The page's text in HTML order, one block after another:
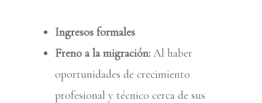
Ingresos formales
Freno a la migración: Al haber
oportunidades de crecimiento
profesional y técnico cerca de sus